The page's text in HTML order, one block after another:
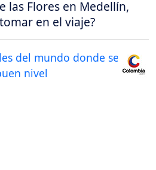
las Flores en Medellín,
en el viaje?